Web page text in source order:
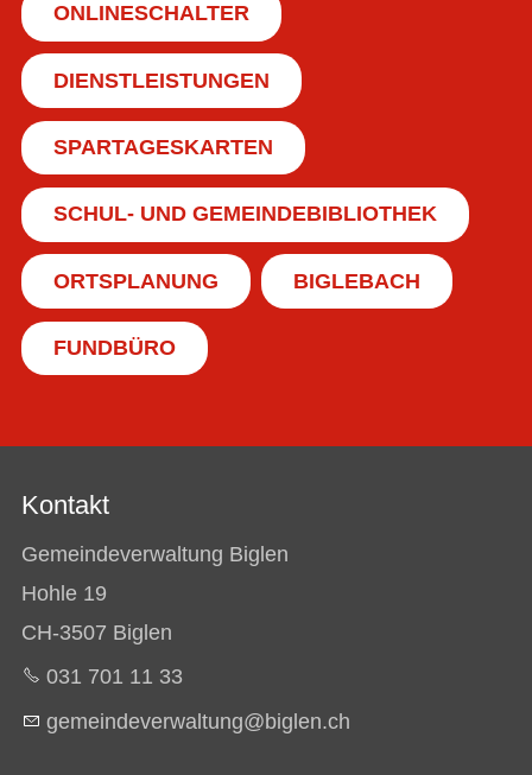
ONLINESCHALTER
DIENSTLEISTUNGEN
SPARTAGESKARTEN
SCHUL- UND GEMEINDEBIBLIOTHEK
ORTSPLANUNG BIGLEBACH
FUNDBÜRO
Kontakt
Gemeindeverwaltung Biglen
Hohle 19
CH-3507 Biglen
031 701 11 33
g m nd v rw lt ng b gl n ch